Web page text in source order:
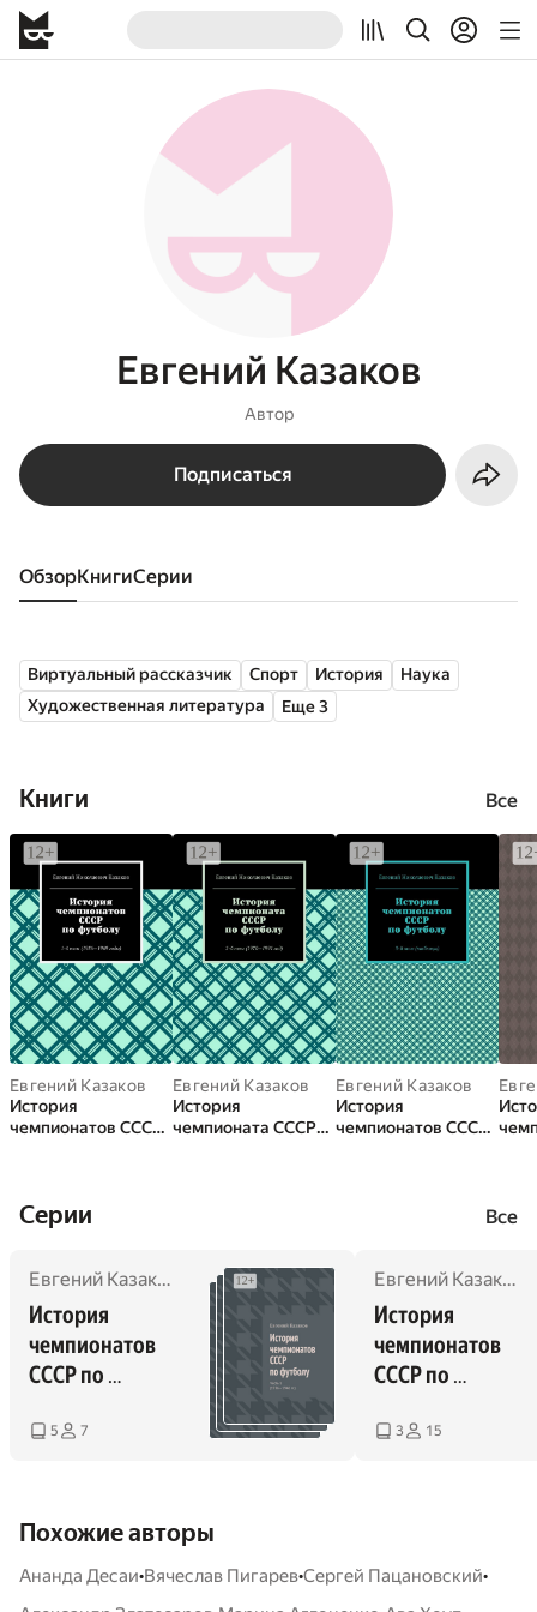
Евгений Казаков
Автор
Подписаться
Обзор книги серии
Виртуальный рассказчик Спорт История
Наука
Художественная литература
Еще 3
Книги Все
Евгений Казаков
История
чемпионатов СССР
Евгений Казаков
История
чемпионата СССР
Евгений Казаков
История
чемпионатов СССР
Cерии Все
Евгений Казаков
История
чемпионатов
СССР по
5 7
Евгений Казаков
История
чемпионатов
СССР по
3 15
Похожие авторы
Ананда Десаи•Вячеслав Пигарев•Сергей Пацановский•